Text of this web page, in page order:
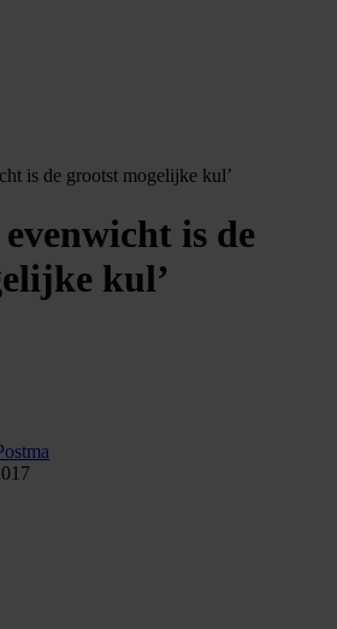
is de grootst mogelijke kul’
is de
kul’